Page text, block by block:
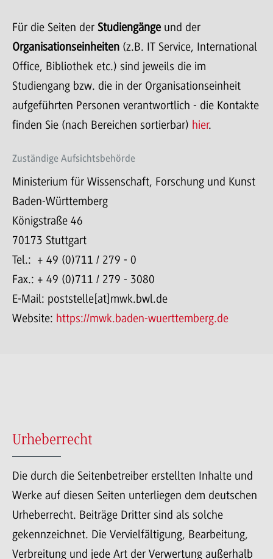
Für die Seiten der Studiengänge und der
Organisationseinheiten (z.B. IT Service, International
Office, Bibliothek etc.) sind jeweils die im
Studiengang bzw. die in der Organisationseinheit
aufgeführten Personen verantwortlich - die Kontakte
finden Sie (nach Bereichen sortierbar) hier.
Zuständige Aufsichtsbehörde
Ministerium für Wissenschaft, Forschung und Kunst
Baden-Württemberg
Königstraße 46
70173 Stuttgart
Tel.: + 49 (0)711 / 279 - 0
Fax.: + 49 (0)711 / 279 - 3080
E-Mail: poststelle[at]mwk.bwl.de
Website: https://mwk.baden-wuerttemberg.de
Urheberrecht
Die durch die Seitenbetreiber erstellten Inhalte und
Werke auf diesen Seiten unterliegen dem deutschen
Urheberrecht. Beiträge Dritter sind als solche
gekennzeichnet. Die Vervielfältigung, Bearbeitung,
Verbreitung und jede Art der Verwertung außerhalb